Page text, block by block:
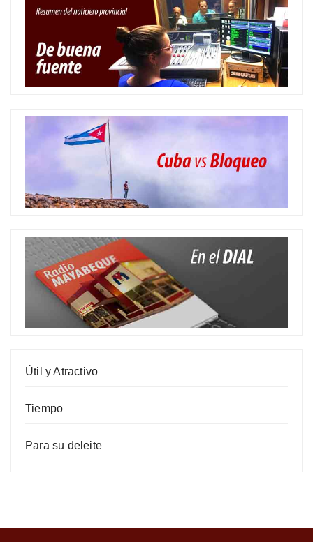
Útil y Atractivo
Tiempo
Para su deleite